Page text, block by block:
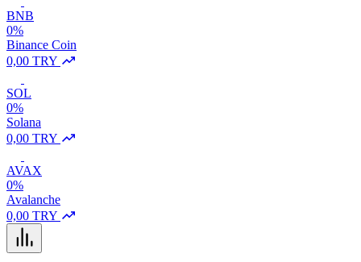
BNB
0%
Binance Coin
0,00 TRY
SOL
0%
Solana
0,00 TRY
AVAX
0%
Avalanche
0,00 TRY